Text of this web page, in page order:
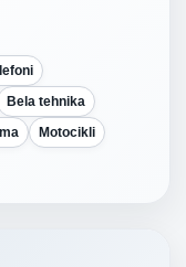
Bela tehnika
Motocikli